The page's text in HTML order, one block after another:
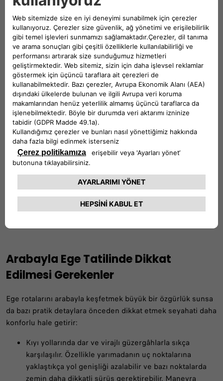
Datça: Yolun Sakinleştiği Yer
Datça Yarımadası, Güney Ege ile Akdeniz’in kesiştiği
noktaya uzanan en özel rotalardan biridir. Marmaris’ten
batıya, yarımada yönüne doğru ilerleyen dar ve kıvrımlı yol,
dikkatli bir sürüş gerektirir. Ancak her virajın ardından
görünen manzara bu yolculuğu unutulmaz kılar. Yolun
ilerleyen bölümlerinde trafik azalır, sessizlik artar ve bölge
daha yalın bir güzellik kazanır.
Knidos Antik Kenti, yarımadanın ucunda, Ege ve Akdeniz’in
buluştuğu noktada yer alır. Buraya ulaşmak için araç önemli
bir kolaylık sağlar. Datça merkezi ise ahşap tekne atölyeleri,
küçük meydanları ve sakin günlük akışıyla birkaç günlük
konaklamayı hak eder. Burada tatil, kalabalık programlardan
Arabayla Ege Tatilinde Dikkat
Edilmesi Gerekenler
Ege rotalarını arabayla keşfetmek büyük bir özgürlük sunsa
da bazı pratik detaylara önceden dikkat etmek seyahati daha
konforlu hale getirir:
Kıyı yollarında dar ve virajlı güzergâhlarla sıkça
karşılaşılır. Özellikle yarımadanın uç noktalarına
yaklaştıkça yol genişliği azalabilir ve bazı noktalarda
zemin daha dikkatli sürüş gerektirebilir. Manevra